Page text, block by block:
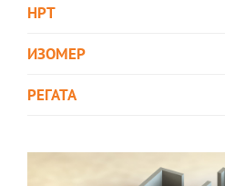
НРТ
ИЗОМЕР
РЕГАТА